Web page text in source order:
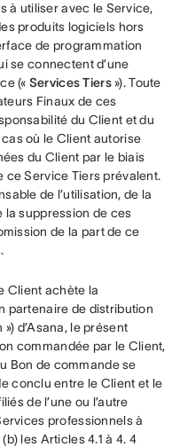
à utiliser avec le Service,
produits logiciels hors
de programmation
se connectent d’une
(« Services Tiers »). Toute
Finaux de ces
du Client et du
où le Client autorise
du Client par le biais
ce Service Tiers prévalent.
de l’utilisation, de la
la suppression de ces
de la part de ce
Client achète la
partenaire de distribution
d’Asana, le présent
commandée par le Client,
Bon de commande se
conclu entre le Client et le
de l’une ou l’autre
professionnels à
les Articles 4.1 à 4. 4